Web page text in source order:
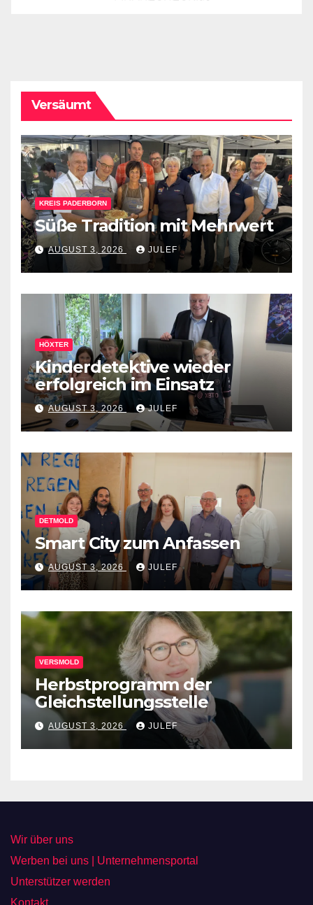
Versäumt
KREIS PADERBORN
Süße Tradition mit Mehrwert
AUGUST 3, 2026 JULEF
HÖXTER
Kinderdetektive wieder
erfolgreich im Einsatz
AUGUST 3, 2026 JULEF
DETMOLD
Smart City zum Anfassen
AUGUST 3, 2026 JULEF
VERSMOLD
Herbstprogramm der
Gleichstellungsstelle
AUGUST 3, 2026 JULEF
Wir über uns
Werben bei uns | Unternehmensportal
Unterstützer werden
Kontakt